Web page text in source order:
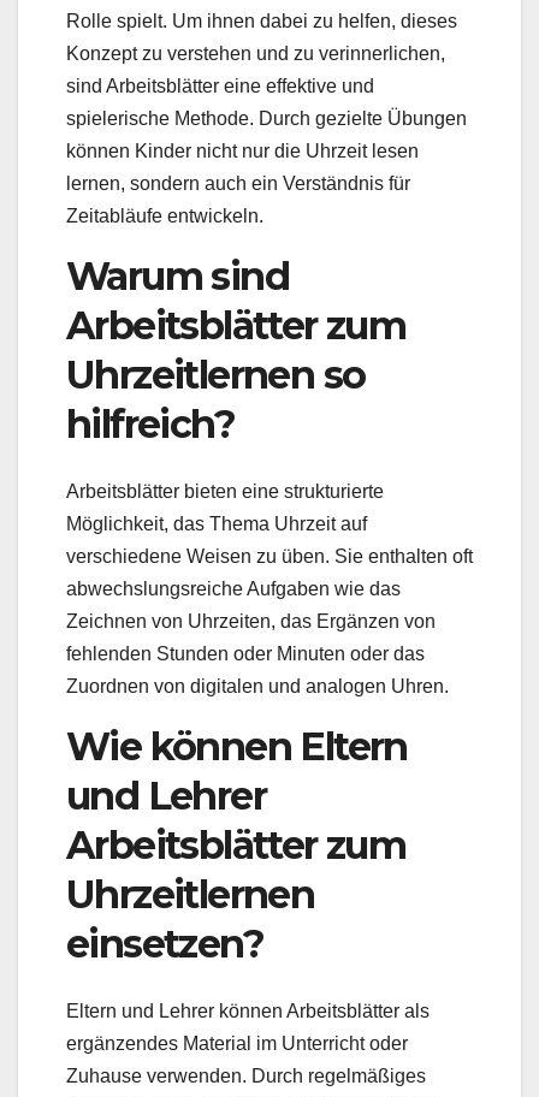
Rolle spielt. Um ihnen dabei zu helfen, dieses
Konzept zu verstehen und zu verinnerlichen,
sind Arbeitsblätter eine effektive und
spielerische Methode. Durch gezielte Übungen
können Kinder nicht nur die Uhrzeit lesen
lernen, sondern auch ein Verständnis für
Zeitabläufe entwickeln.
Warum sind
Arbeitsblätter zum
Uhrzeitlernen so
hilfreich?
Arbeitsblätter bieten eine strukturierte
Möglichkeit, das Thema Uhrzeit auf
verschiedene Weisen zu üben. Sie enthalten oft
abwechslungsreiche Aufgaben wie das
Zeichnen von Uhrzeiten, das Ergänzen von
fehlenden Stunden oder Minuten oder das
Zuordnen von digitalen und analogen Uhren.
Wie können Eltern
und Lehrer
Arbeitsblätter zum
Uhrzeitlernen
einsetzen?
Eltern und Lehrer können Arbeitsblätter als
ergänzendes Material im Unterricht oder
Zuhause verwenden. Durch regelmäßiges